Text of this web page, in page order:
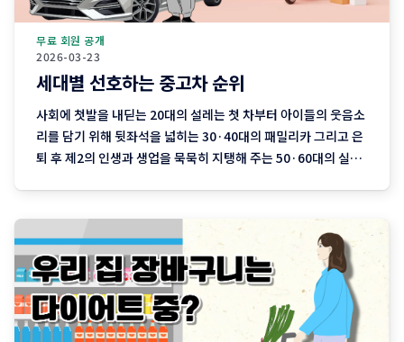
2026-03-23
무료 회원 공개
세대별 선호하는 중고차 순위
사회에 첫발을 내딛는 20대의 설레는 첫 차부터 아이들의 웃음소
리를 담기 위해 뒷좌석을 넓히는 30·40대의 패밀리카 그리고 은
퇴 후 제2의 인생과 생업을 묵묵히 지탱해 주는 50·60대의 실용
의 모습이 고스란히 담겨 있습니다. 연령대에 따라